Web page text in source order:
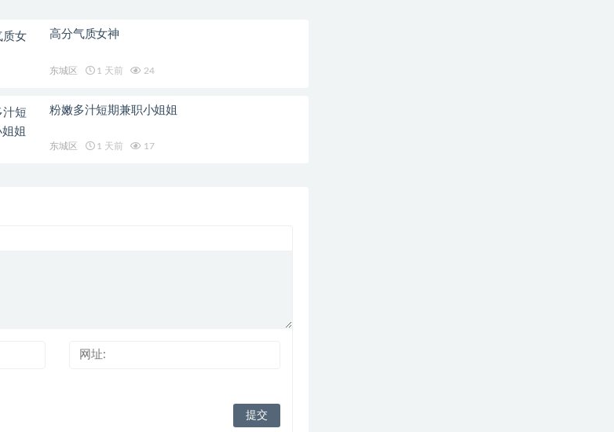
高分气质女神
东城区 1 天前 24
粉嫩多汁短期兼职小姐姐
东城区 1 天前 17